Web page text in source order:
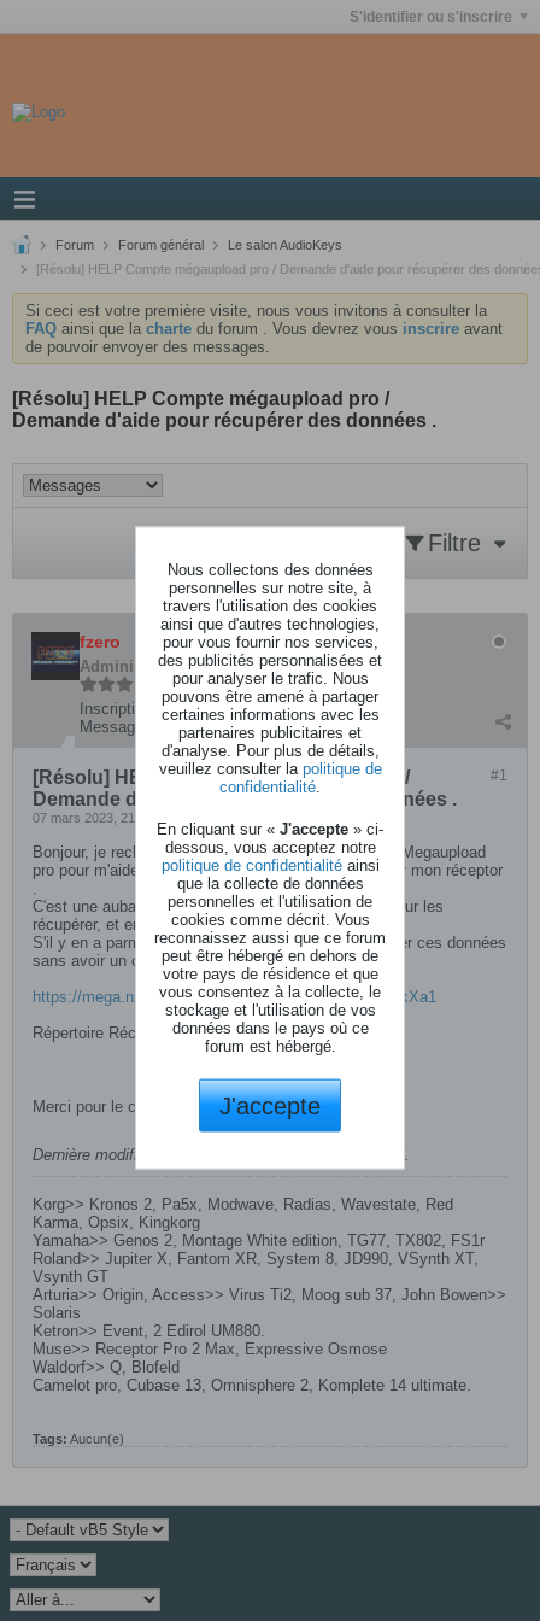
S'identifier ou s'inscrire
Forum Forum général
Le salon AudioKeys
[Résolu] HELP Compte mégaupload pro / Demande d'aide pour récupérer des
Si ceci est votre première visite, nous vous invitons à consulter la
FAQ ainsi que la charte du forum . Vous devrez vous inscrire avant
de pouvoir envoyer des messages.
[Résolu] HELP Compte mégaupload pro /
Demande d'aide pour récupérer des données .
Filtre
fzero
Administrateur
Inscription:
mars 2004
Messages:
10430
#1
[Résolu] HELP Compte mégaupload pro /
Demande d'aide pour récupérer des données .
07 mars 2023, 21h59
Bonjour, je recherche quelqu'un qui aurait un compte Megaupload
pro pour m'aider à récupérer 120 GO de données pour mon réceptor
.
C'est une aubaine très passagère , j'ai 1 semaines pour les
récupérer, et en l'état impossible de télécharger/
S'il y en a parmi vous qui ont des idées pour récupérer ces données
sans avoir un compte méga upload , je suis preneur .
https://mega.nz/folder/YrxASIrR#oclAvLkfqteUXYN9kXa1
Répertoire Réceptor Hard drive
Merci pour le coup de main
Dernière modification par .
Korg>> Kronos 2, Pa5x, Modwave, Radias, Wavestate, Red
Karma, Opsix, Kingkorg
Yamaha>> Genos 2, Montage White edition, TG77, TX802, FS1r
Roland>> Jupiter X, Fantom XR, System 8, JD990, VSynth XT,
Vsynth GT
Arturia>> Origin, Access>> Virus Ti2, Moog sub 37, John Bowen>>
Solaris
Ketron>> Event, 2 Edirol UM880.
Muse>> Receptor Pro 2 Max, Expressive Osmose
Waldorf>> Q, Blofeld
Camelot pro, Cubase 13, Omnisphere 2, Komplete 14 ultimate.
Tags: Aucun(e)
Nous collectons des données
personnelles sur notre site, à
travers l'utilisation des cookies
ainsi que d'autres technologies,
pour vous fournir nos services,
des publicités personnalisées et
pour analyser le trafic. Nous
pouvons être amené à partager
certaines informations avec les
partenaires publicitaires et
d'analyse. Pour plus de détails,
veuillez consulter la politique de
confidentialité
En cliquant sur « J'accepte » ci-
dessous, vous acceptez notre
politique de confidentialitéainsi
que la collecte de données
personnelles et l'utilisation de
cookies comme décrit. Vous
reconnaissez aussi que ce forum
peut être hébergé en dehors de
votre pays de résidence et que
vous consentez à la collecte, le
stockage et l'utilisation de vos
données dans le pays où ce
forum est hébergé.
J'accepte